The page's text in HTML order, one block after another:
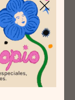
que puedas